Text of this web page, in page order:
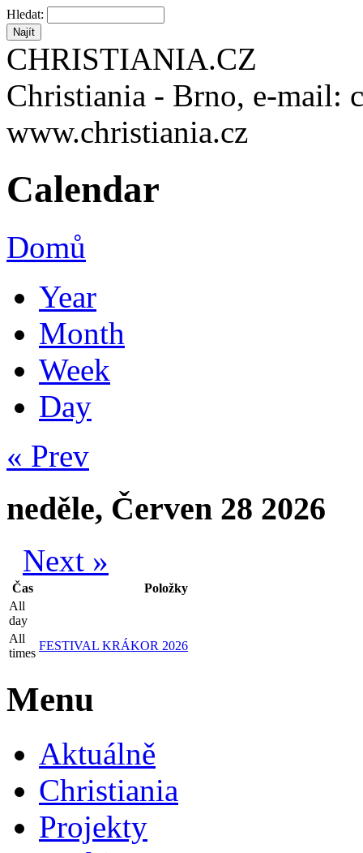
Hledat:
CHRISTIANIA.CZ
Christiania - Brno, e-mail:
www.christiania.cz
Calendar
Domů
Year
Month
Week
Day
« Prev
neděle, Červen 28 2026
Next »
Čas
Položky
All
day
All
times
FESTIVAL KRÁKOR 2026
Menu
Aktuálně
Christiania
Projekty